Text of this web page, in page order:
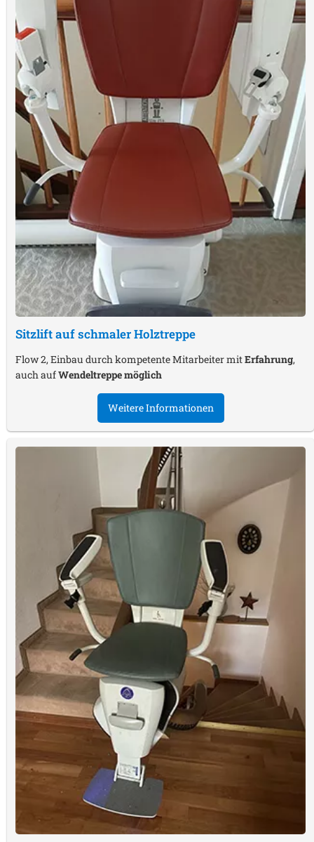
Sitzlift auf schmaler Holztreppe
Flow 2, Einbau durch kompetente Mitarbeiter mitErfahrung,
auch aufWendeltreppe möglich
Weitere Informationen